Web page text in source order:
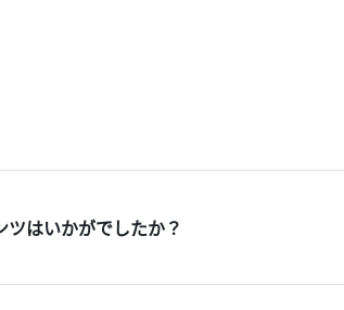
ツはいかがでしたか？